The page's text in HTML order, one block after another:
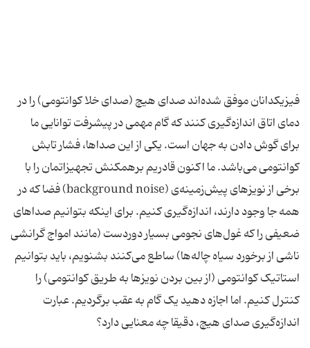
فیزیکدانان موفق شده‌اند صدای هیچ (صدای خلا کوانتومی) را در
دمای اتاق اندازه‌گیری کنند که گام مهمی در پیشرفت توانایی ما
برای گوش دادن به جهان است. یکی از این صداها، فشار تابش
کوانتومی می‌باشد. ما اکنون قادریم برهمکنش تجهیزاتمان را با
برخی از نویزهای پیش‌زمینه‌ی (background noise) فضا که در
همه جا وجود دارند، اندازه‌گیری کنیم. برای اینکه بتوانیم صداهای
ضعیفی را که غول‌های نجومی بسیار دوردست (مانند امواج گرانشی
ناشی از برخورد سیاه‌ چاله‌ها) ساطع می‌کنند بشنویم، باید بتوانیم
استاتیک کوانتومی (از بین بردن نویزها به طریق کوانتومی) را
کنترل کنیم. اما اجازه دهید یک گام به عقب برگردیم. عبارت
اندازه‌گیری صدای هیچ، دقیقا چه معنایی دارد؟